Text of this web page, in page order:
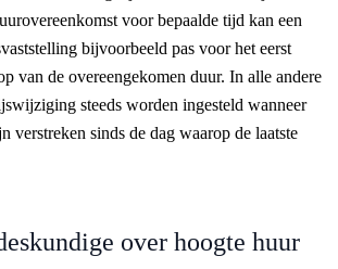
voor bepaalde tijd kan een
bijvoorbeeld pas voor het eerst
van de overeengekomen duur. In alle andere
steeds worden ingesteld wanneer
verstreken sinds de dag waarop de laatste
over hoogte huur